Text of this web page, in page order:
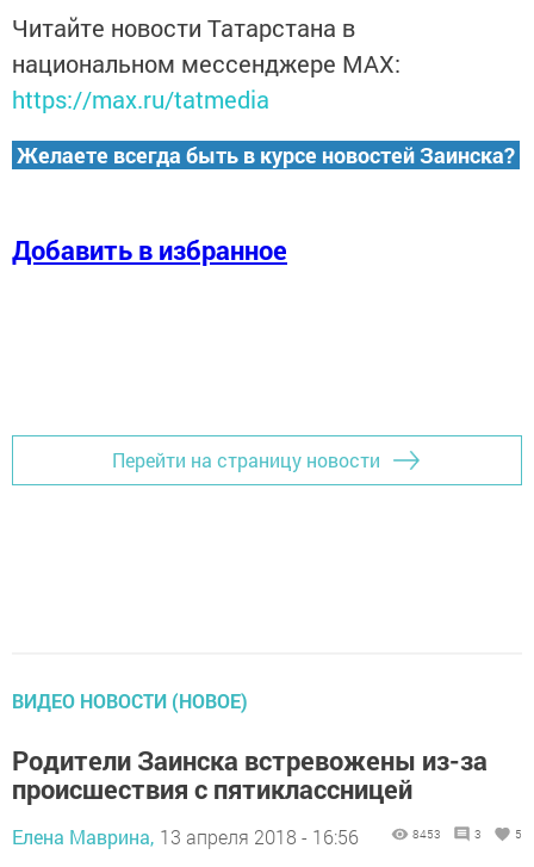
Читайте новости Татарстана в
национальном мессенджере MАХ:
https://max.ru/tatmedia
Желаете всегда быть в курсе новостей Заинска?
Добавить в избранное
Перейти на страницу новости
ВИДЕО НОВОСТИ (НОВОЕ)
Родители Заинска встревожены из-за
происшествия с пятиклассницей
Елена Маврина, 13 апреля 2018 - 16:56 8453 3 5